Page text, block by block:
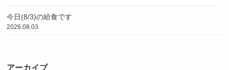
今日(8/3)の給食です
2026.08.03
アーカイブ